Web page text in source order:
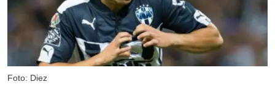
Foto: Diez